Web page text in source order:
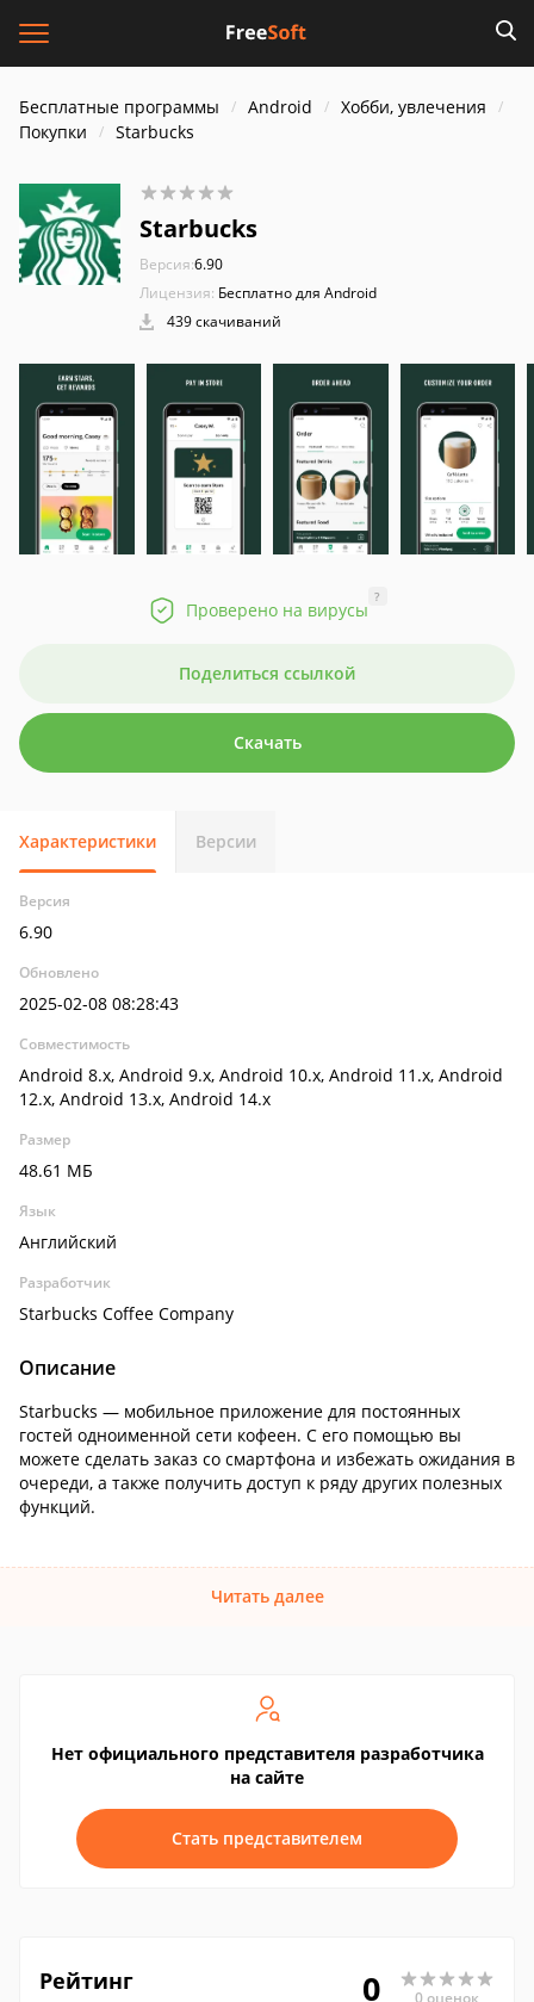
Бесплатные программы Android
Хобби, увлечения
Покупки
Starbucks
Starbucks
Версия:6.90
Лицензия: Бесплатно для Android
439 скачиваний
Проверено на вирусы
?
Поделиться ссылкой
Скачать
Характеристики Версии
Версия
6.90
Обновлено
2025-02-08 08:28:43
Совместимость
Android 8.x, Android 9.x, Android 10.x, Android 11.x, Android
12.x, Android 13.x, Android 14.x
Размер
48.61 МБ
Язык
Английский
Разработчик
Starbucks Coffee Company
Описание
Starbucks — мобильное приложение для постоянных
гостей одноименной сети кофеен. С его помощью вы
можете сделать заказ со смартфона и избежать ожидания в
очереди, а также получить доступ к ряду других полезных
функций.
Читать далее
Нет официального представителя разработчика
на сайте
Стать представителем
Рейтинг 0 0 оценок